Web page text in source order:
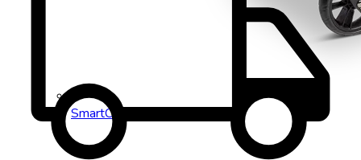
SmartCruiser City